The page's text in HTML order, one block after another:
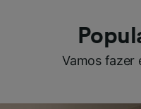
Vamos fazer